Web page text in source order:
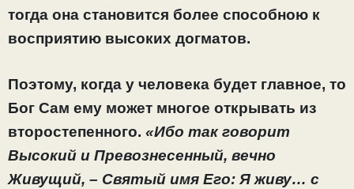
тогда она становится более способною к
восприятию высоких догматов.
Поэтому, когда у человека будет главное, то
Бог Сам ему может многое открывать из
второстепенного. «Ибо так говорит
Высокий и Превознесенный, вечно
Живущий, – Святый имя Его: Я живу… с